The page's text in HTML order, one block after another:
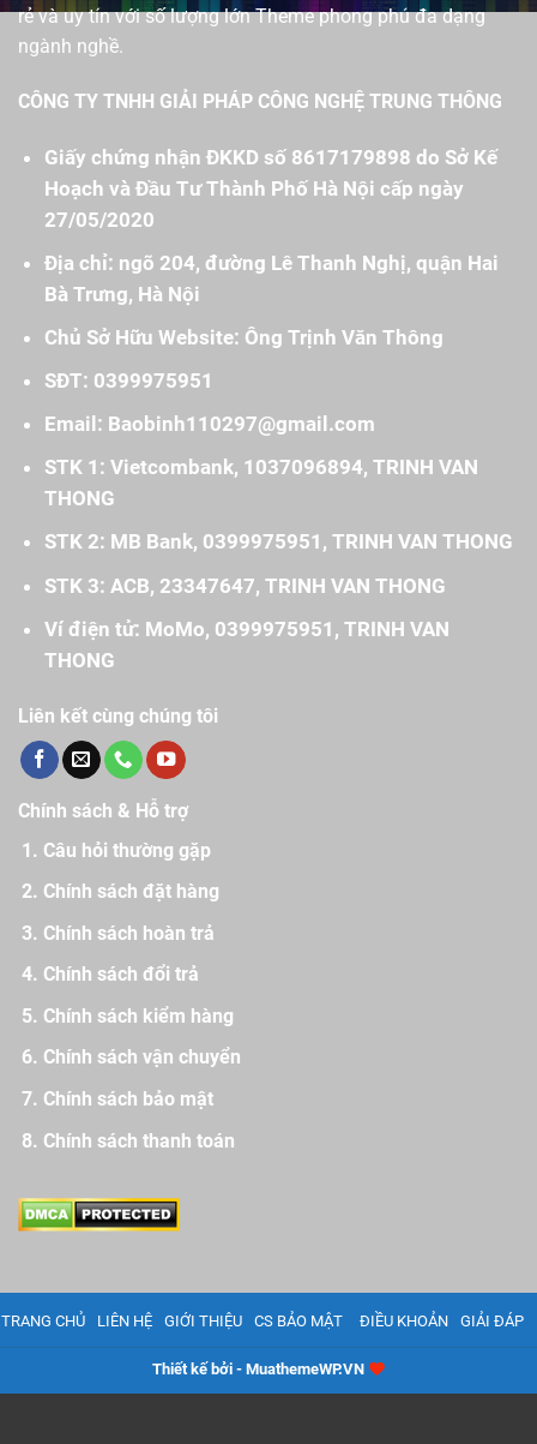
rẻ và uy tín với số lượng lớn Theme phong phú đa dạng
ngành nghề.
CÔNG TY TNHH GIẢI PHÁP CÔNG NGHỆ TRUNG THÔNG
Giấy chứng nhận ĐKKD số 8617179898 do Sở Kế
Hoạch và Đầu Tư Thành Phố Hà Nội cấp ngày
27/05/2020
Địa chỉ: ngõ 204, đường Lê Thanh Nghị, quận Hai
Bà Trưng, Hà Nội
Chủ Sở Hữu Website: Ông Trịnh Văn Thông
SĐT: 0399975951
Email: Baobinh110297@gmail.com
STK 1: Vietcombank, 1037096894, TRINH VAN
THONG
STK 2: MB Bank, 0399975951, TRINH VAN THONG
STK 3: ACB, 23347647, TRINH VAN THONG
Ví điện tử: MoMo, 0399975951, TRINH VAN
THONG
Liên kết cùng chúng tôi
Chính sách & Hỗ trợ
Câu hỏi thường gặp
Chính sách đặt hàng
Chính sách hoàn trả
Chính sách đổi trả
Chính sách kiểm hàng
Chính sách vận chuyển
Chính sách bảo mật
Chính sách thanh toán
TRANG CHỦ LIÊN HỆ GIỚI THIỆU CS BẢO MẬT ĐIỀU KHOẢN GIẢI ĐÁP
Thiết kế bởi - MuathemeWP.VN